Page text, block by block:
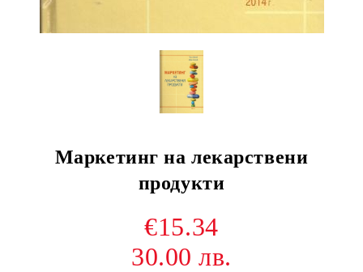
Маркетинг на лекарствени
продукти
€15.34
30.00 лв.